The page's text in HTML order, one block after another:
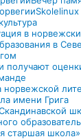
Skolelinux
в
в
норвежской
имени Грига
старшая школа»